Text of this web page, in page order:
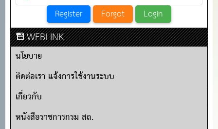
WEBLINK
นโยบาย
ติดต่อเรา แจ้งการใช้งานระบบ
เกี่ยวกับ
หนังสือราชการกรม สถ.